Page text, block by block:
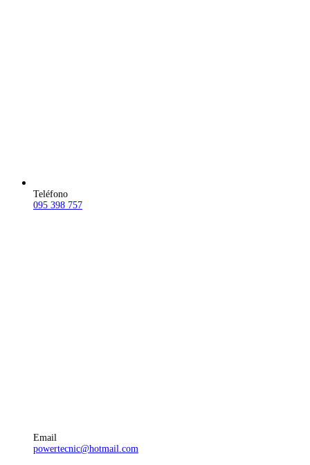
Teléfono
095 398 757
Email
powertecnic@hotmail.com